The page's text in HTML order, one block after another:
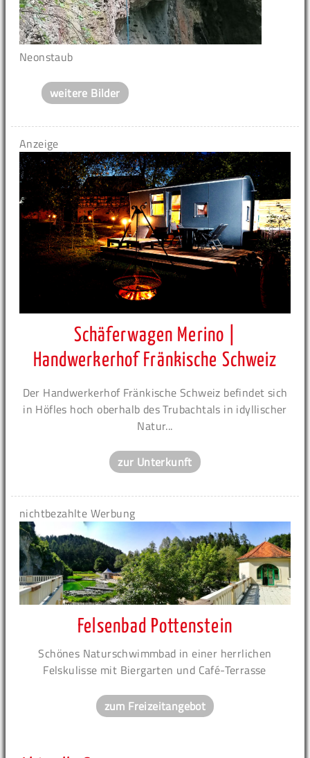
Neonstaub
weitere Bilder
Anzeige
Schäferwagen Merino |
Handwerkerhof Fränkische Schweiz
Der Handwerkerhof Fränkische Schweiz befindet sich
in Höfles hoch oberhalb des Trubachtals in idyllischer
Natur...
zur Unterkunft
nichtbezahlte Werbung
Felsenbad Pottenstein
Schönes Naturschwimmbad in einer herrlichen
Felskulisse mit Biergarten und Café-Terrasse
zum Freizeitangebot